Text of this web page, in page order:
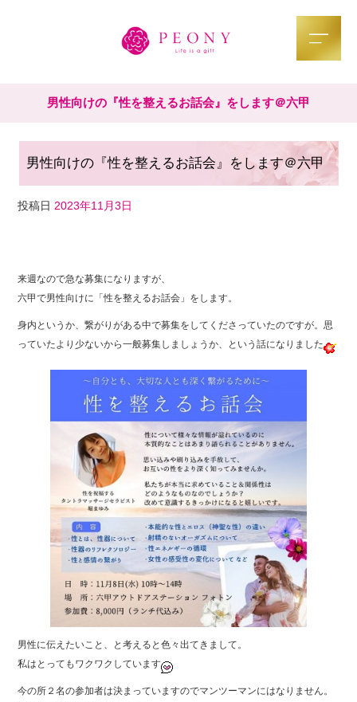
男性向けの『性を整えるお話会』をします＠六甲
男性向けの『性を整えるお話会』をします＠六甲
投稿日 2023年11月3日
a
c
e
b
o
k
wi
tt
er
n
e
来週なので急な募集になりますが、
六甲で男性向けに「性を整えるお話会」をします。
身内というか、繋がりがある中で募集をしてくださっていたのですが。思
っていたより少ないから一般募集しましょうか、という話になりました
男性に伝えたいこと、と考えると色々出てきまして。
私はとってもワクワクしています
今の所２名の参加者は決まっていますのでマンツーマンにはなりません。